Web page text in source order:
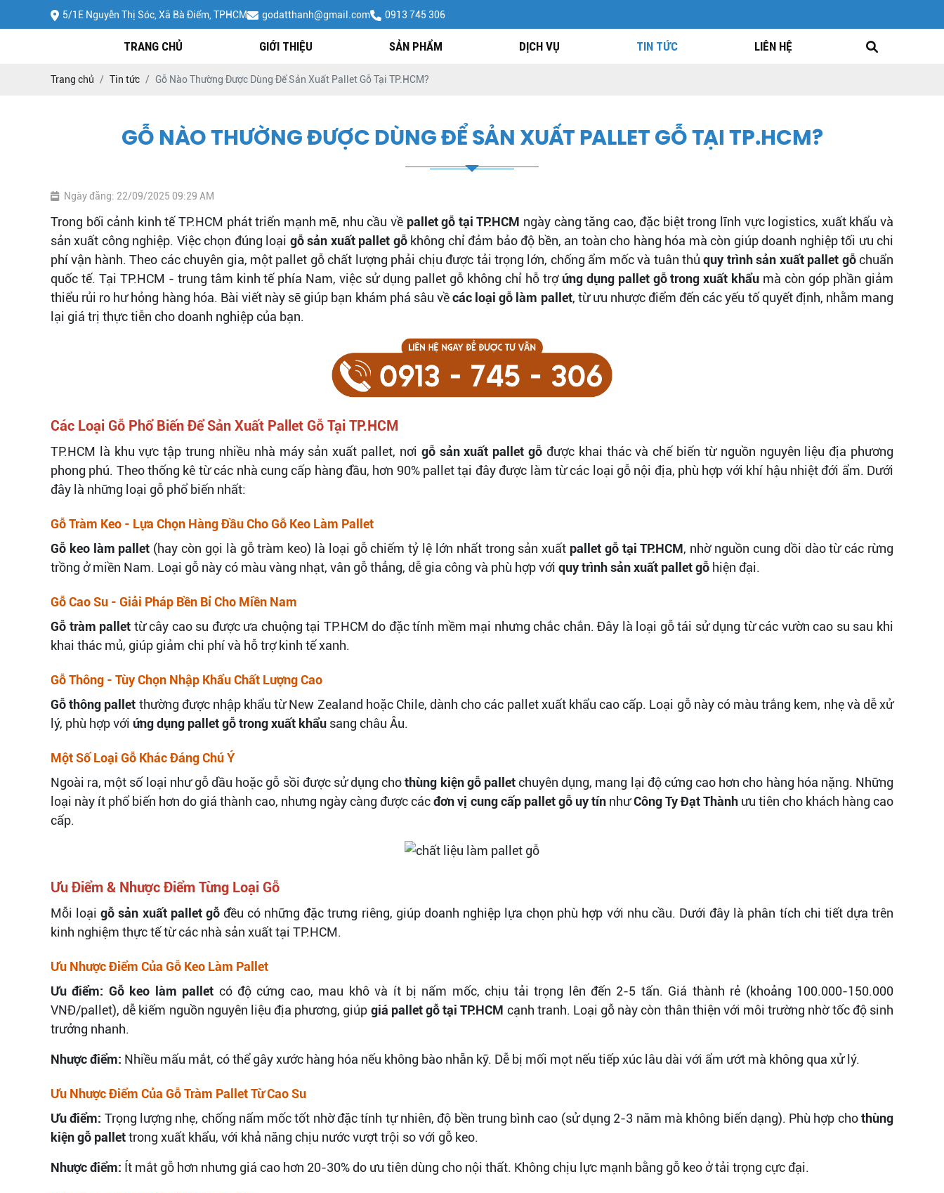
5/1E Nguyễn Thị Sóc, Xã Bà Điểm, TPHCM godatthanh@gmail.com 0913 745 306
TRANG CHỦ GIỚI THIỆU SẢN PHẨM DỊCH VỤ TIN TỨC LIÊN HỆ
Trang chủ Tin tức Gỗ Nào Thường Được Dùng Để Sản Xuất Pallet Gỗ Tại TP.HCM?
GỖ NÀO THƯỜNG ĐƯỢC DÙNG ĐỂ SẢN XUẤT PALLET GỖ TẠI TP.HCM?
Ngày đăng: 22/09/2025 09:29 AM
Trong bối cảnh kinh tế TP.HCM phát triển mạnh mẽ, nhu cầu về pallet gỗ tại TP.HCM ngày càng tăng cao, đặc biệt trong lĩnh vực logistics, xuất khẩu và
sản xuất công nghiệp. Việc chọn đúng loại gỗ sản xuất pallet gỗkhông chỉ đảm bảo độ bền, an toàn cho hàng hóa mà còn giúp doanh nghiệp tối ưu chi
phí vận hành. Theo các chuyên gia, một pallet gỗ chất lượng phải chịu được tải trọng lớn, chống ẩm mốc và tuân thủquy trình sản xuất pallet gỗchuẩn
quốc tế. Tại TP.HCM - trung tâm kinh tế phía Nam, việc sử dụng pallet gỗ không chỉ hỗ trợ ứng dụng pallet gỗ trong xuất khẩu mà còn góp phần giảm
thiểu rủi ro hư hỏng hàng hóa. Bài viết này sẽ giúp bạn khám phá sâu vềcác loại gỗ làm pallet, từ ưu nhược điểm đến các yếu tố quyết định, nhằm mang
lại giá trị thực tiễn cho doanh nghiệp của bạn.
Các Loại Gỗ Phổ Biến Để Sản Xuất Pallet Gỗ Tại TP.HCM
TP.HCM là khu vực tập trung nhiều nhà máy sản xuất pallet, nơi gỗ sản xuất pallet gỗ được khai thác và chế biến từ nguồn nguyên liệu địa phương
phong phú. Theo thống kê từ các nhà cung cấp hàng đầu, hơn 90% pallet tại đây được làm từ các loại gỗ nội địa, phù hợp với khí hậu nhiệt đới ẩm. Dưới
đây là những loại gỗ phổ biến nhất:
Gỗ Tràm Keo - Lựa Chọn Hàng Đầu Cho Gỗ Keo Làm Pallet
Gỗ keo làm pallet (hay còn gọi là gỗ tràm keo) là loại gỗ chiếm tỷ lệ lớn nhất trong sản xuất pallet gỗ tại TP.HCM, nhờ nguồn cung dồi dào từ các rừng
trồng ở miền Nam. Loại gỗ này có màu vàng nhạt, vân gỗ thẳng, dễ gia công và phù hợp với quy trình sản xuất pallet gỗ hiện đại.
Gỗ Cao Su - Giải Pháp Bền Bỉ Cho Miền Nam
Gỗ tràm pallet từ cây cao su được ưa chuộng tại TP.HCM do đặc tính mềm mại nhưng chắc chắn. Đây là loại gỗ tái sử dụng từ các vườn cao su sau khi
khai thác mủ, giúp giảm chi phí và hỗ trợ kinh tế xanh.
Gỗ Thông - Tùy Chọn Nhập Khẩu Chất Lượng Cao
Gỗ thông pallet thường được nhập khẩu từ New Zealand hoặc Chile, dành cho các pallet xuất khẩu cao cấp. Loại gỗ này có màu trắng kem, nhẹ và dễ xử
lý, phù hợp với ứng dụng pallet gỗ trong xuất khẩu sang châu Âu.
Một Số Loại Gỗ Khác Đáng Chú Ý
Ngoài ra, một số loại như gỗ dầu hoặc gỗ sồi được sử dụng chothùng kiện gỗ palletchuyên dụng, mang lại độ cứng cao hơn cho hàng hóa nặng. Những
loại này ít phổ biến hơn do giá thành cao, nhưng ngày càng được cácđơn vị cung cấp pallet gỗ uy tínnhưCông Ty Đạt Thànhưu tiên cho khách hàng cao
cấp.
Ưu Điểm & Nhược Điểm Từng Loại Gỗ
Mỗi loạigỗ sản xuất pallet gỗđều có những đặc trưng riêng, giúp doanh nghiệp lựa chọn phù hợp với nhu cầu. Dưới đây là phân tích chi tiết dựa trên
kinh nghiệm thực tế từ các nhà sản xuất tại TP.HCM.
Ưu Nhược Điểm Của Gỗ Keo Làm Pallet
Ưu điểm: Gỗ keo làm pallet có độ cứng cao, mau khô và ít bị nấm mốc, chịu tải trọng lên đến 2-5 tấn. Giá thành rẻ (khoảng 100.000-150.000
VNĐ/pallet), dễ kiếm nguồn nguyên liệu địa phương, giúp giá pallet gỗ tại TP.HCM cạnh tranh. Loại gỗ này còn thân thiện với môi trường nhờ tốc độ sinh
trưởng nhanh.
Nhược điểm: Nhiều mấu mắt, có thể gây xước hàng hóa nếu không bào nhẵn kỹ. Dễ bị mối mọt nếu tiếp xúc lâu dài với ẩm ướt mà không qua xử lý.
Ưu Nhược Điểm Của Gỗ Tràm Pallet Từ Cao Su
Ưu điểm: Trọng lượng nhẹ, chống nấm mốc tốt nhờ đặc tính tự nhiên, độ bền trung bình cao (sử dụng 2-3 năm mà không biến dạng). Phù hợp chothùng
kiện gỗ pallettrong xuất khẩu, với khả năng chịu nước vượt trội so với gỗ keo.
Nhược điểm: Ít mắt gỗ hơn nhưng giá cao hơn 20-30% do ưu tiên dùng cho nội thất. Không chịu lực mạnh bằng gỗ keo ở tải trọng cực đại.